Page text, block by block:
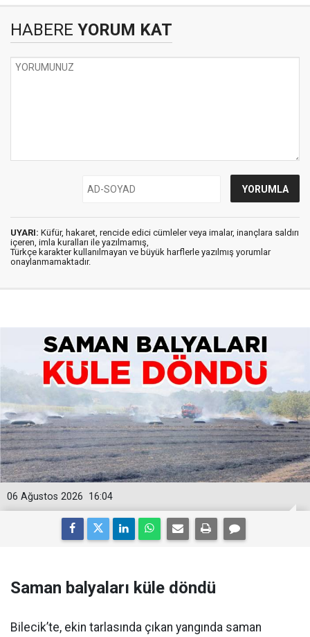
HABERE YORUM KAT
UYARI: Küfür, hakaret, rencide edici cümleler veya imalar, inançlara saldırı
içeren, imla kuralları ile yazılmamış,
Türkçe karakter kullanılmayan ve büyük harflerle yazılmış yorumlar
onaylanmamaktadır.
16:04
06 Ağustos 2026
Saman balyaları küle döndü
Bilecik’te, ekin tarlasında çıkan yangında saman